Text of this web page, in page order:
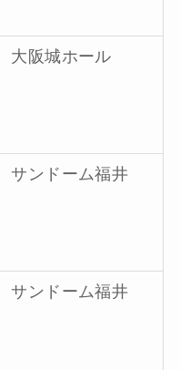
大阪城ホール
サンドーム福井
サンドーム福井